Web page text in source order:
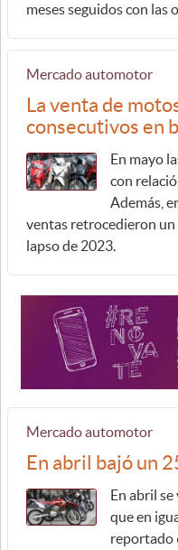
meses seguidos con las
Mercado automotor
La venta de
consecutivos en
En mayo
con
Además,
ventas retrocedieron un
lapso de 2023.
Mercado automotor
En abril bajó un
En abril
que en
reportado